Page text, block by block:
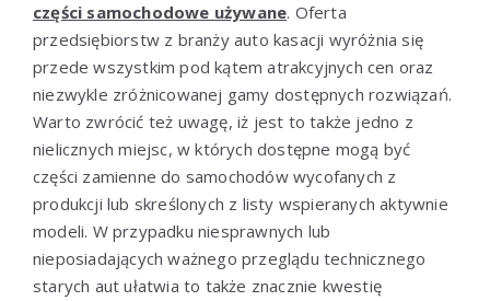
części samochodowe używane. Oferta
przedsiębiorstw z branży auto kasacji wyróżnia się
przede wszystkim pod kątem atrakcyjnych cen oraz
niezwykle zróżnicowanej gamy dostępnych rozwiązań.
Warto zwrócić też uwagę, iż jest to także jedno z
nielicznych miejsc, w których dostępne mogą być
części zamienne do samochodów wycofanych z
produkcji lub skreślonych z listy wspieranych aktywnie
modeli. W przypadku niesprawnych lub
nieposiadających ważnego przeglądu technicznego
starych aut ułatwia to także znacznie kwestię